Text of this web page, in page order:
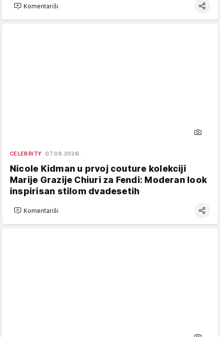
Komentariši
CELEBRITY 07.08.2026.
Nicole Kidman u prvoj couture kolekciji
Marije Grazije Chiuri za Fendi: Moderan look
inspirisan stilom dvadesetih
Komentariši